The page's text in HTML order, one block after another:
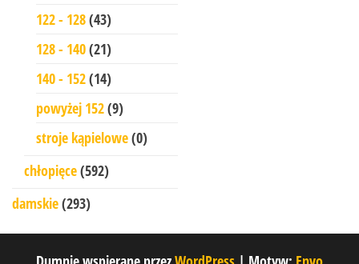
122 - 128(43)
128 - 140(21)
140 - 152(14)
powyżej 152(9)
stroje kąpielowe(0)
chłopięce(592)
damskie(293)